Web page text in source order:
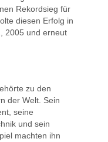
Rekordsieg für
diesen Erfolg in
2005 und erneut
zu den
der Welt. Sein
seine
und sein
machten ihn